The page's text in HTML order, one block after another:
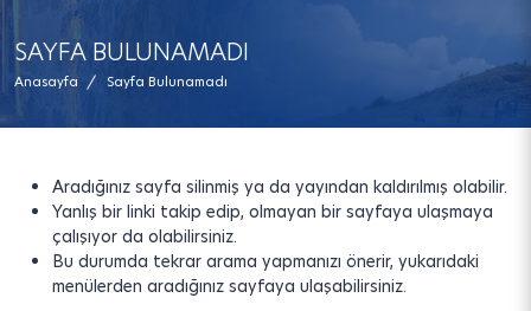
SAYFA BULUNAMADI
Anasayfa / Sayfa Bulunamadı
Aradığınız sayfa silinmiş ya da yayından kaldırılmış olabilir.
Yanlış bir linki takip edip, olmayan bir sayfaya ulaşmaya
çalışıyor da olabilirsiniz.
Bu durumda tekrar arama yapmanızı önerir, yukarıdaki
menülerden aradığınız sayfaya ulaşabilirsiniz.